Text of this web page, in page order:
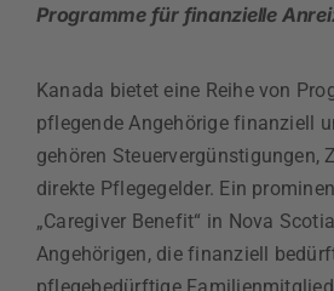
Programme für finanzielle
Kanada bietet eine Reihe von
pflegende Angehörige finanziell
gehören Steuervergünstigungen,
direkte Pflegegelder. Ein
„Caregiver Benefit“ in Nova
Angehörigen, die finanziell